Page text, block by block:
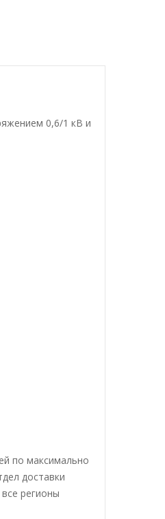
0,6/1 кВ и
по максимально
доставки
регионы